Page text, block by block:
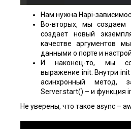
Нам нужна Hapi-
Во-вторых, мы создаем
создает новый
качестве аргументов
данными о порте и
И наконец-то, мы
выражение init. Внутри
асинхронный метод,
Server.start() – и функция
Не уверены, что такое async –